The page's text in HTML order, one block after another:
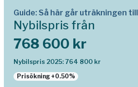
Guide: Så här går uträkningen till
Nybilspris från
768 600 kr
Nybilspris 2025: 764 800 kr
Prisökning +0.50%